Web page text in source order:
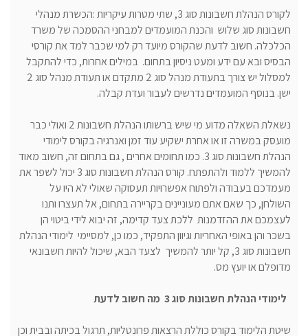
לקורס הנהלת חשבונות סוג 3, שתי מטרות עיקריות :הכשרת מנהלי
חשבונות סוג שלוש והכנת המועמדים למבחני ההסמכה של משרד
הכלכלה. חשוב לדעת שהקורס מיועד רק למי שכבר למד את קורסי
הבסיס ובא עם ידע ומעט ניסיון בתחום. במילים אחרות, כדי להתקבל
למסלול יש צורך בתעודת מנהל סוג 2 מתקדם או תעודת מנהל סוג 2
ישן. בנוסף המועמדים נדרשים לעבור ועדת קבלה.
נשאלת השאלה מדוע מי שיש ברשותו הנהלת חשבונות 2 ואולי כבר
מועסק במשרה זו או אחרת ישקיע עוד זמן ואנרגיה בקורס לימודי
הנהלת חשבונות סוג 3. כמו תחומים אחרים , גם בתחום זה, חשוב מאוד
להמשיך ללמוד ולהתפתח. קורס הנהלת חשבונות סוג 3 יכול לשפר את
מעמדכם בעבודה ולפתוח אפשרויות תעסוקה שאולי לא היו על
השולחן, כך שאם אתם מעוניינים בקריירה בתחום, אל תעצרו ותנו
לעצמכם את ההזדמנות ללכת צעד קדימה, זה יבוא לידי ביטוי הן
בשכר והן באופי האחריות וגיוון התפקיד, כמו כן, למסיימי לימודי הנהלת
חשבונות סוג 3, קל יותר להמשיך לצעד הבא, שיכול להיות חשבונאי
מדופלם או יועץ מס.
לימודי הנהלת חשבונות סוג 3 מה חשוב לדעת
שיטת הלימוד בקורס כוללת הרצאות פרונטליות, תרגול בכיתה ובבית וכן